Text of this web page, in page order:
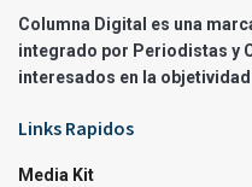
Columna Digital es una
integrado por Periodistas y
interesados en la
Links Rapidos
Media Kit